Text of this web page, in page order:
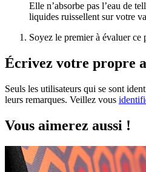
Elle n’absorbe pas l’eau de
liquides ruissellent sur votre
Soyez le premier à évaluer ce
Écrivez votre propre
Seuls les utilisateurs qui se sont
leurs remarques. Veillez vous
Vous aimerez aussi !